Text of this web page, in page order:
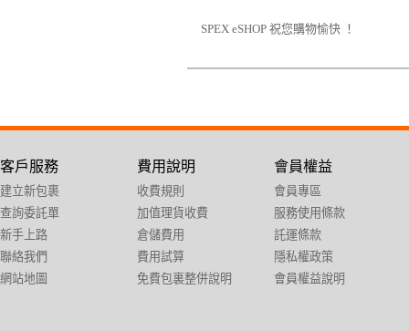
SPEX eSHOP 祝您購物愉快 ！
客戶服務
建立新包裹
查詢委託單
新手上路
聯絡我們
網站地圖
費用說明
收費規則
加值理貨收費
倉儲費用
費用試算
免費包裏整併說明
會員權益
會員專區
服務使用條款
託運條款
隱私權政策
會員權益說明